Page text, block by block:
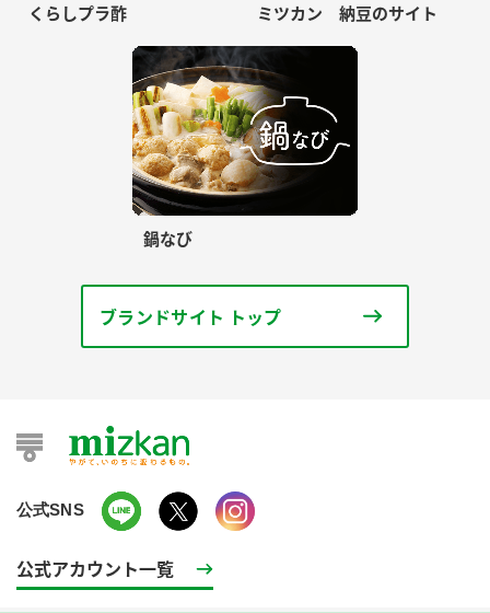
くらしプラ酢 ミツカン 納豆のサイト
鍋なび
ブランドサイト トップ
公式SNS
公式アカウント一覧